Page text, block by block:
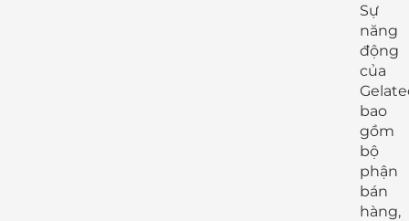
Sự
năng
động
của
bao
gồm
bộ
phận
bán
hàng,